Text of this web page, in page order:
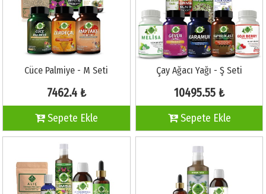
Cüce Palmiye - M Seti
7462.4 ₺
Sepete Ekle
Çay Ağacı Yağı - Ş Seti
10495.55 ₺
Sepete Ekle